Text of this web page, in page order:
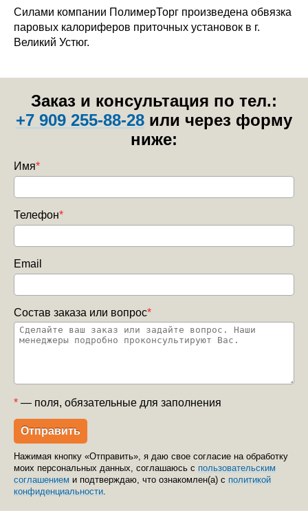
Силами компании ПолимерТорг произведена обвязка
паровых калориферов приточных установок в г.
Великий Устюг.
Заказ и консультация по тел.:
+7 909 255-88-28 или через форму
ниже:
Имя*
Телефон*
Email
Состав заказа или вопрос*
* — поля, обязательные для заполнения
Нажимая кнопку «Отправить», я даю свое согласие на обработку
моих персональных данных, соглашаюсь с пользовательским
соглашением и подтверждаю, что ознакомлен(а) с политикой
конфиденциальности.